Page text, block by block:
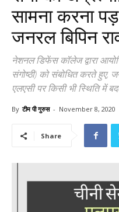
सामना करना
जनरल बिपिन
नेशनल डिफेंस कॉलेज द्वारा
संगोष्ठी) को संबोधित करते हुए,
एलएसी पर किसी भी स्थिति में
By टीम पी गुरुस - November 8, 2020
Share